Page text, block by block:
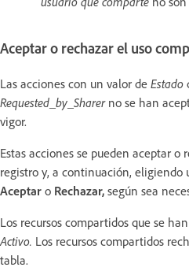
Aceptar o rechazar el uso
Las acciones con un valor de Estado
Requested_by_Sharerno se han
vigor.
Estas acciones se pueden aceptar o
registro y, a continuación, eligiendo
Aceptar o Rechazar, según sea
Los recursos compartidos que se
Activo. Los recursos compartidos
tabla.